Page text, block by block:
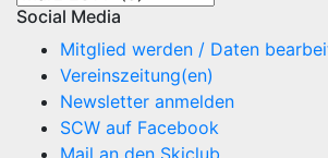
Social Media
Mitglied werden / Daten
Vereinszeitung(en)
Newsletter anmelden
SCW auf Facebook
Mail an den Skiclub